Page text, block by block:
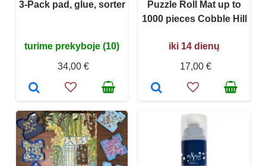
3-Pack pad, glue, sorter
turime prekyboje (10)
34,00 €
Puzzle Roll Mat up to
1000 pieces Cobble Hill
iki 14 dienų
17,00 €